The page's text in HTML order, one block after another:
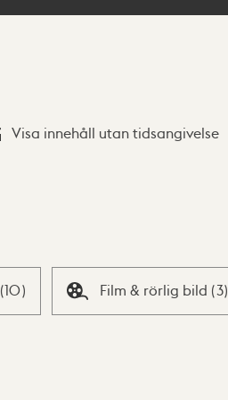
Visa innehåll utan tidsangivelse
(10) Film & rörlig bild (3)